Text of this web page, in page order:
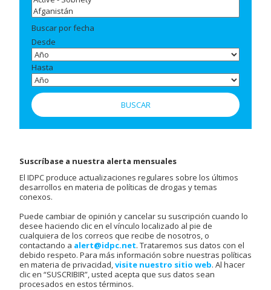
Buscar por fecha
Desde
Hasta
Suscríbase a nuestra alerta mensuales
El IDPC produce actualizaciones regulares sobre los últimos
desarrollos en materia de políticas de drogas y temas
conexos.
Puede cambiar de opinión y cancelar su suscripción cuando lo
desee haciendo clic en el vínculo localizado al pie de
cualquiera de los correos que recibe de nosotros, o
contactando a alert@idpc.net. Trataremos sus datos con el
debido respeto. Para más información sobre nuestras políticas
en materia de privacidad,visite nuestro sitio web. Al hacer
clic en “SUSCRIBIR”, usted acepta que sus datos sean
procesados en estos términos.